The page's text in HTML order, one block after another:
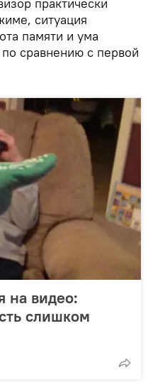
ситуация
памяти и ума
сравнению с первой
на видео:
слишком